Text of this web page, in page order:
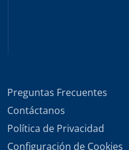
Preguntas Frecuentes
Contáctanos
Política de Privacidad
Configuración de Cookies